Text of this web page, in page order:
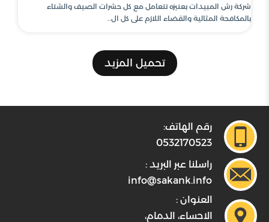
شركة رش المبيدات بعنيزه تتعامل مع كل حشرات الصيف والشتاء
بالمكافحة المثالية والقضاء اللازم على كل ال..
تحميل المزيد
رقم الهاتف:
0532170523
راسلنا عبر البريد :
info@sakank.info
العنوان :
الاحساء، الدمام،